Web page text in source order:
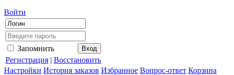
Войти
Запомнить
Регистрация | Восстановить
Настройки История заказов Избранное Вопрос-ответ Корзина